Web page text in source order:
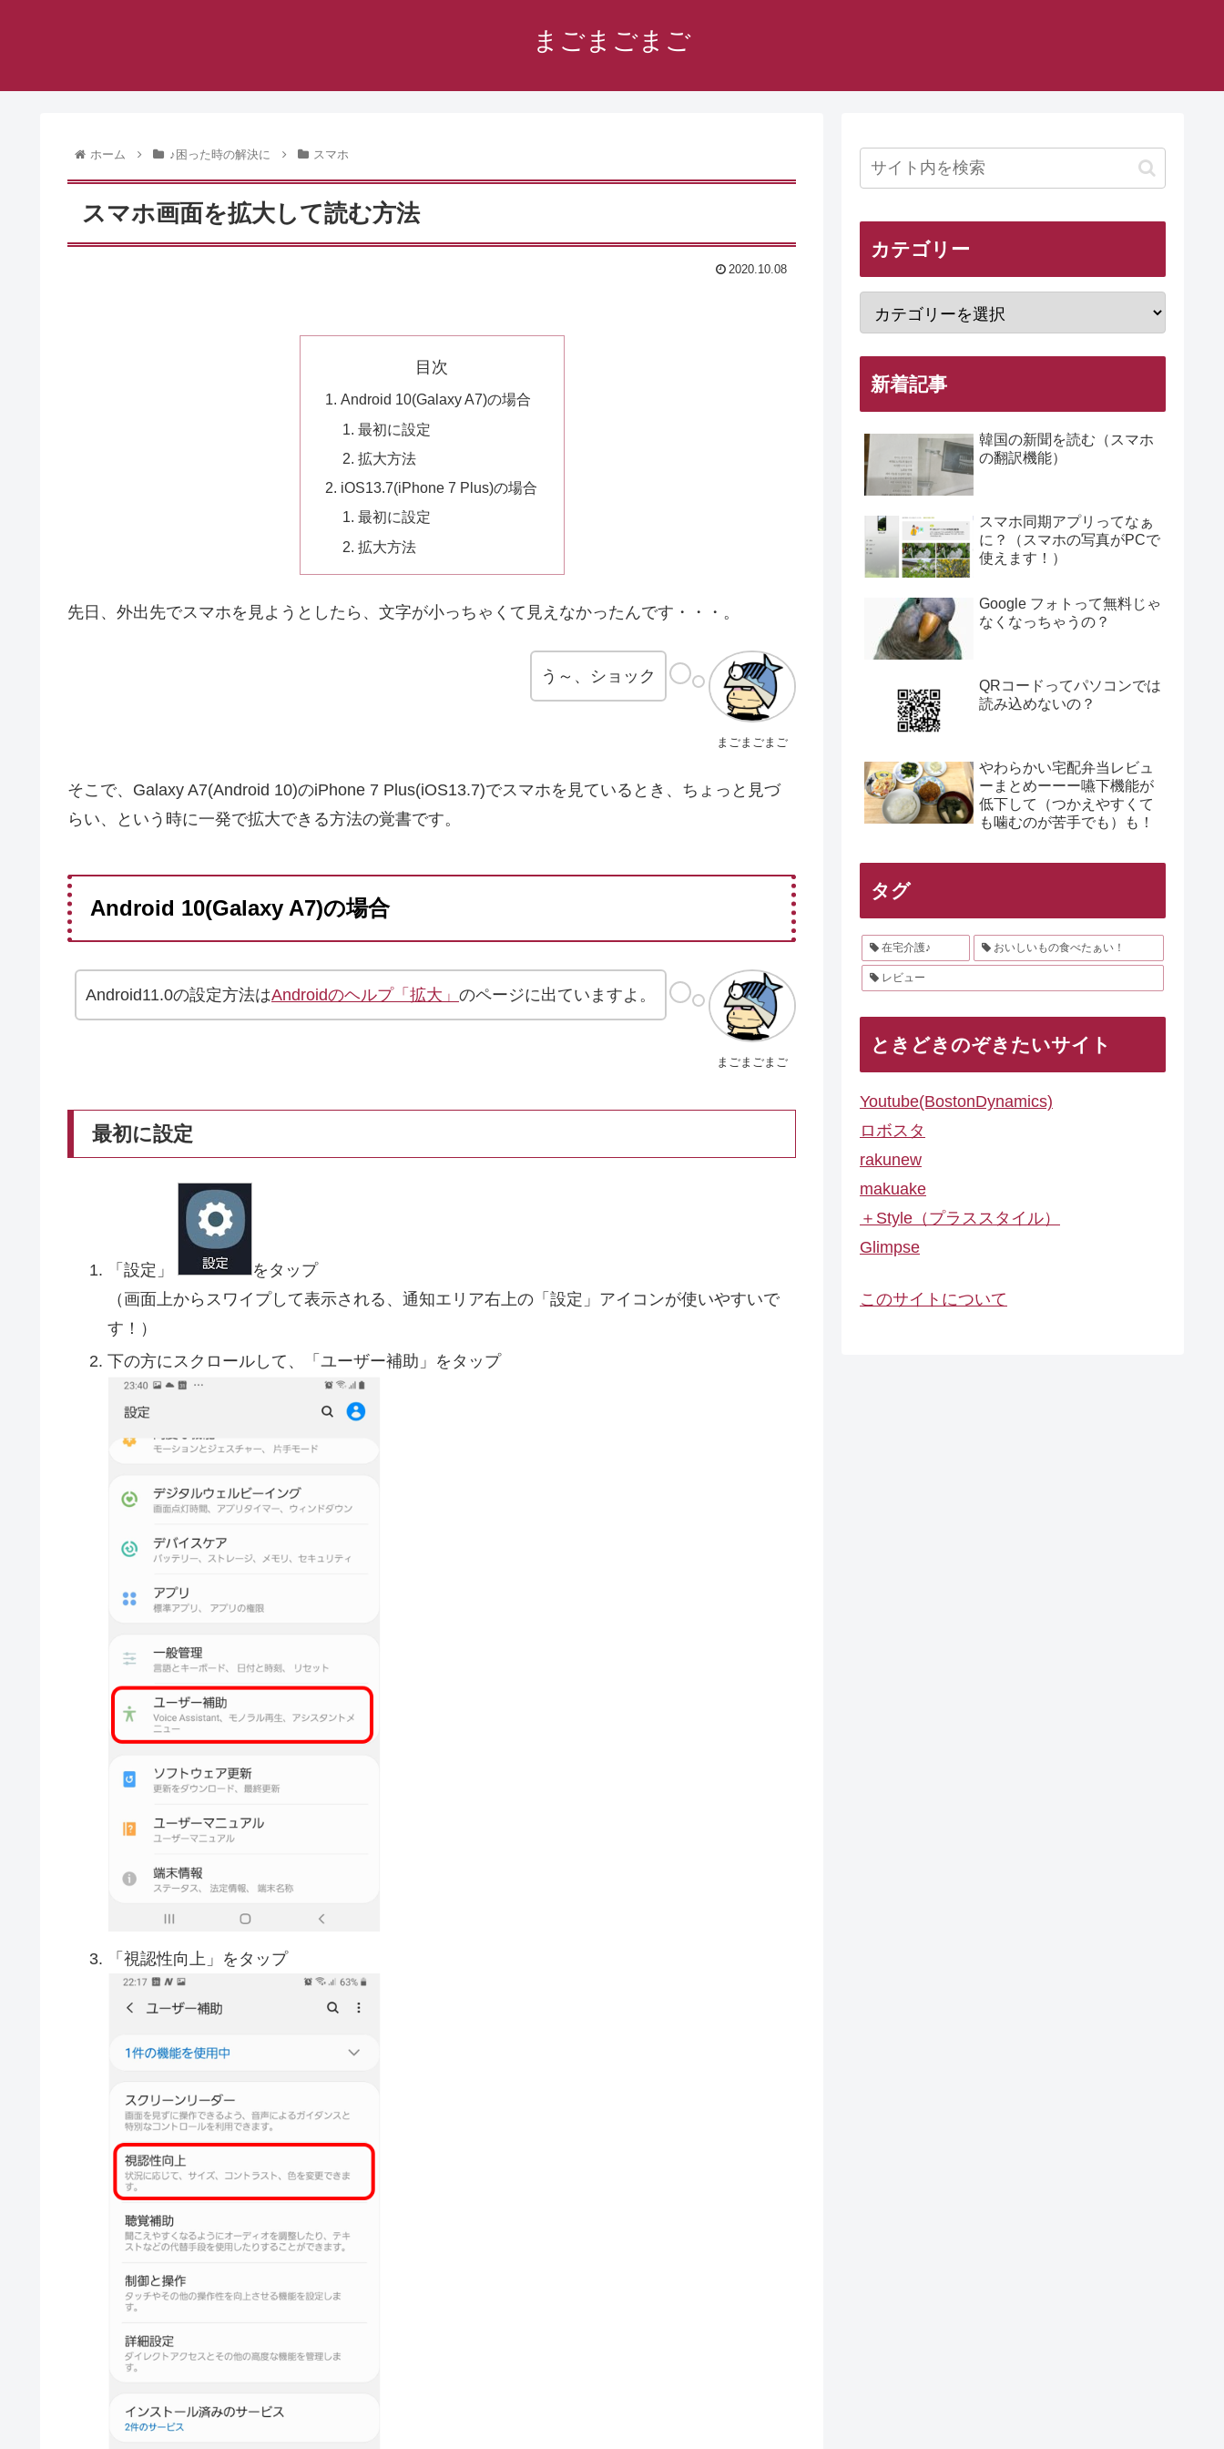
まごまごまご
ホーム ♪困った時の解決に スマホ
スマホ画面を拡大して読む方法
2020.10.08
目次
Android 10(Galaxy A7)の場合
最初に設定
拡大方法
iOS13.7(iPhone 7 Plus)の場合
最初に設定
拡大方法
先日、外出先でスマホを見ようとしたら、文字が小っちゃくて見えなかったんです・・・。
まごまごまご
う～、ショック
そこで、Galaxy A7(Android 10)のiPhone 7 Plus(iOS13.7)でスマホを見ているとき、ちょっと見づ
らい、という時に一発で拡大できる方法の覚書です。
Android 10(Galaxy A7)の場合
まごまごまご
Android11.0の設定方法はAndroidのヘルプ「拡大」 のページに出ていますよ。
最初に設定
「設定」
をタップ
（画面上からスワイプして表示される、通知エリア右上の「設定」アイコンが使いやすいで
す！）
下の方にスクロールして、「ユーザー補助」をタップ
「視認性向上」をタップ
カテゴリー
新着記事
韓国の新聞を読む（スマホ
の翻訳機能）
スマホ同期アプリってなぁ
に？（スマホの写真がPCで
使えます！）
Google フォトって無料じゃ
なくなっちゃうの？
QRコードってパソコンでは
読み込めないの？
やわらかい宅配弁当レビュ
ーまとめーーー嚥下機能が
低下して（つかえやすくて
も噛むのが苦手でも）も！
タグ
在宅介護♪ おいしいもの食べたぁい！
レビュー
ときどきのぞきたいサイト
Youtube(BostonDynamics)
ロボスタ
rakunew
makuake
＋Style（プラススタイル）
Glimpse
このサイトについて